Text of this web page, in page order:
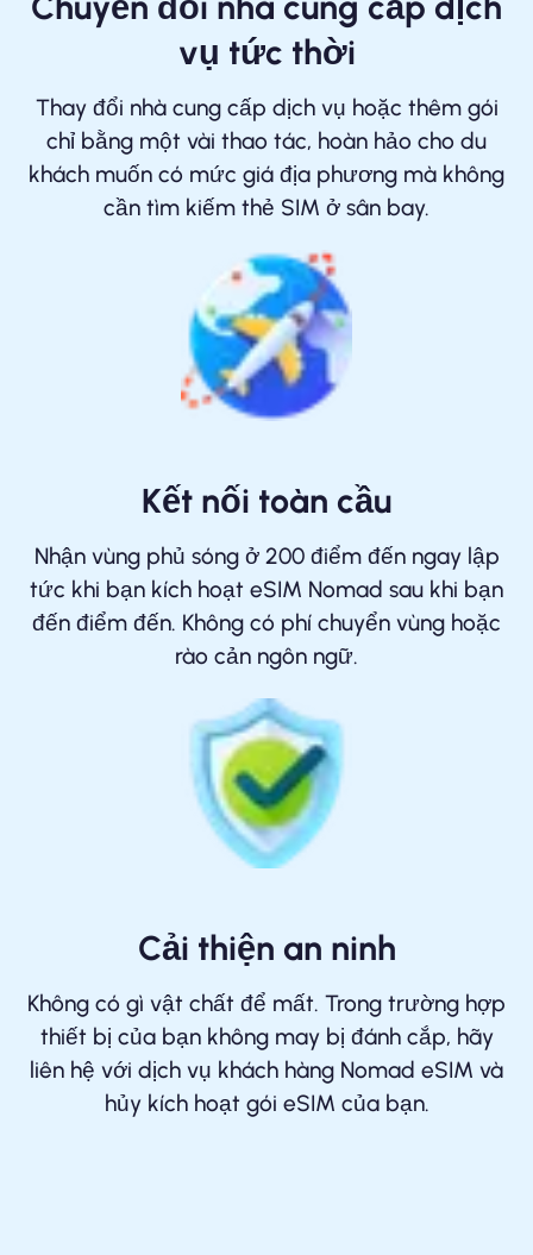
vụ tức thời
Thay đổi nhà cung cấp dịch vụ hoặc thêm gói
chỉ bằng một vài thao tác, hoàn hảo cho du
khách muốn có mức giá địa phương mà không
cần tìm kiếm thẻ SIM ở sân bay.
Kết nối toàn cầu
Nhận vùng phủ sóng ở 200 điểm đến ngay lập
tức khi bạn kích hoạt eSIM Nomad sau khi bạn
đến điểm đến. Không có phí chuyển vùng hoặc
rào cản ngôn ngữ.
Cải thiện an ninh
Không có gì vật chất để mất. Trong trường hợp
thiết bị của bạn không may bị đánh cắp, hãy
liên hệ với dịch vụ khách hàng Nomad eSIM và
hủy kích hoạt gói eSIM của bạn.